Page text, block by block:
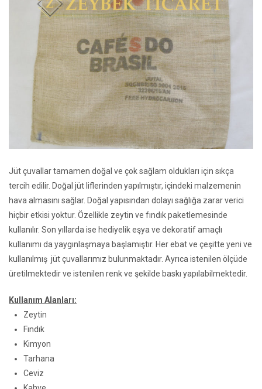
Jüt çuvallar tamamen doğal ve çok sağlam oldukları için sıkça
tercih edilir. Doğal jüt liflerinden yapılmıştır, içindeki malzemenin
hava almasını sağlar. Doğal yapısından dolayı sağlığa zarar verici
hiçbir etkisi yoktur. Özellikle zeytin ve fındık paketlemesinde
kullanılır. Son yıllarda ise hediyelik eşya ve dekoratif amaçlı
kullanımı da yaygınlaşmaya başlamıştır. Her ebat ve çeşitte yeni ve
kullanılmış jüt çuvallarımız bulunmaktadır. Ayrıca istenilen ölçüde
üretilmektedir ve istenilen renk ve şekilde baskı yapılabilmektedir.
Kullanım Alanları:
Zeytin
Fındık
Kimyon
Tarhana
Ceviz